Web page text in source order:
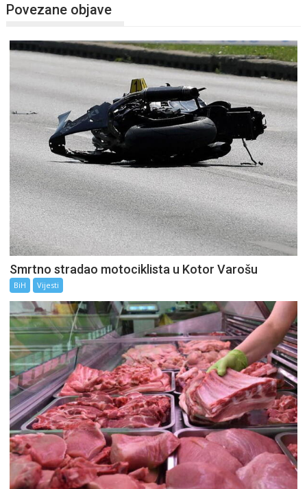
Povezane objave
Smrtno stradao motociklista u Kotor Varošu
BiH Vijesti